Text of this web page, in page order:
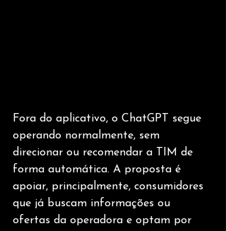
Fora do aplicativo, o ChatGPT segue
operando normalmente, sem
direcionar ou recomendar a TIM de
forma automática. A proposta é
apoiar, principalmente, consumidores
que já buscam informações ou
ofertas da operadora e optam por